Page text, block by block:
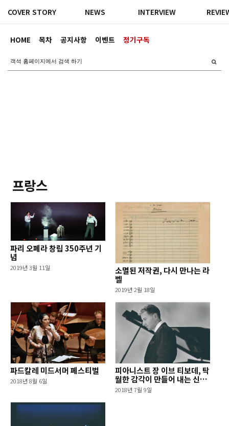
HOME 목차 공지사항 이벤트 정기구독
COVER STORY NEWS INTERVIEW
프랑스
파리 오페라 창립 350주년 기
념
2019년 3월 11일
소멸된 저작권, 다시 만나는 라
벨
2019년 2월 18일
파드칼레 미드서머 페스티벌
2018년 8월 6일
피아니스트 장 이브 티보데, 탁
월한 감각이 만들어 내는 신선
한 감동
2018년 7월 9일